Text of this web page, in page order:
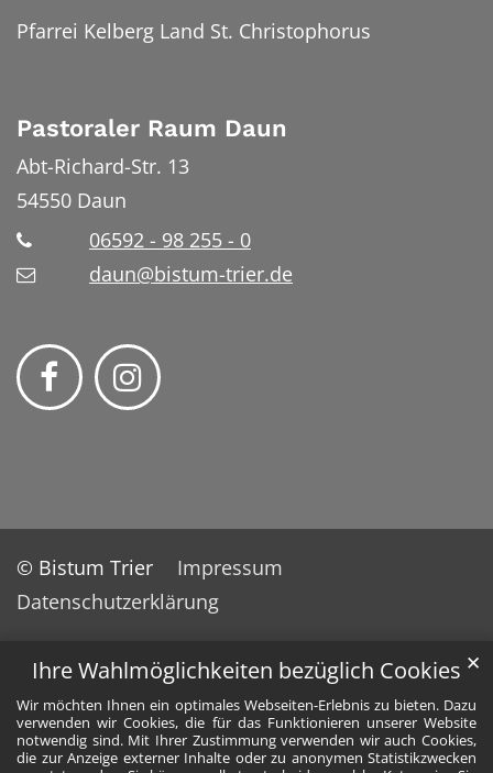
Ihre Wahlmöglichkeiten bezüglich Cookies
Wir möchten Ihnen ein optimales Webseiten-Erlebnis zu bieten. Dazu
verwenden wir Cookies, die für das Funktionieren unserer Website
notwendig sind. Mit Ihrer Zustimmung verwenden wir auch Cookies,
die zur Anzeige externer Inhalte oder zu anonymen Statistikzwecken
✕
Pfarrei Kelberg Land St. Christophorus
Pastoraler Raum Daun
Abt-Richard-Str. 13
54550 Daun
06592 - 98 255 - 0
daun@bistum-trier.de
© Bistum Trier
Impressum
Datenschutzerklärung